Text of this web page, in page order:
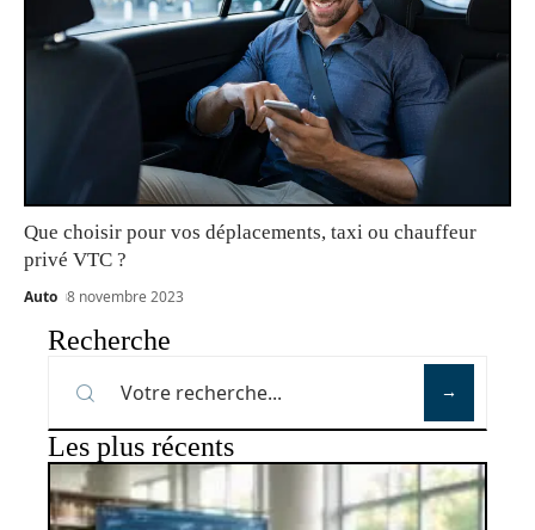
Que choisir pour vos déplacements, taxi ou chauffeur
privé VTC ?
Auto 8 novembre 2023
Recherche
Les plus récents